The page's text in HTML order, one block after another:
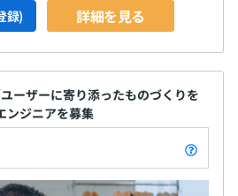
録) 詳細を見る
ーザーに寄り添ったものづくりを
ンジニアを募集